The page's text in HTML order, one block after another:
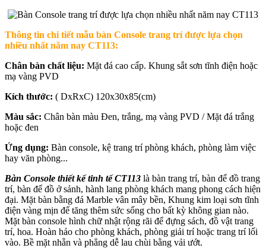
Thông tin chi tiết mẫu bàn Console trang trí được lựa chọn
nhiều nhất năm nay CT113:
Chân bàn chất liệu: Mặt đá cao cấp. Khung sắt sơn tĩnh điện hoặc
mạ vàng PVD
Kích thước: ( DxRxC) 120x30x85(cm)
Màu sắc: Chân bàn màu Đen, trắng, mạ vàng PVD / Mặt đá trắng
hoặc đen
Ứng dụng: Bàn console, kệ trang trí phòng khách, phòng làm việc
hay văn phòng...
Bàn Console thiết kế tinh tế CT113 là bàn trang trí, bàn để đồ trang
trí, bàn để đồ ở sảnh, hành lang phòng khách mang phong cách hiện
đại. Mặt bàn bằng đá Marble vân mây bền, Khung kim loại sơn tĩnh
điện vàng mịn để tăng thêm sức sống cho bất kỳ không gian nào.
Mặt bàn console hình chữ nhật rộng rãi để đựng sách, đồ vật trang
trí, hoa. Hoàn hảo cho phòng khách, phòng giải trí hoặc trang trí lối
vào. Bề mặt nhẵn và phẳng dễ lau chùi bằng vải ướt.